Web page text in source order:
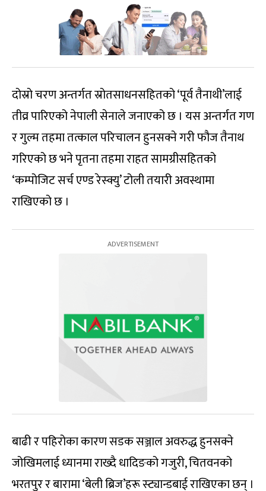
दोस्रो चरण अन्तर्गत स्रोतसाधनसहितको ‘पूर्व तैनाथी’लाई
तीव्र पारिएको नेपाली सेनाले जनाएको छ । यस अन्तर्गत गण
र गुल्म तहमा तत्काल परिचालन हुनसक्ने गरी फौज तैनाथ
गरिएको छ भने पृतना तहमा राहत सामग्रीसहितको
‘कम्पोजिट सर्च एण्ड रेस्क्यु’ टोली तयारी अवस्थामा
राखिएको छ ।
बाढी र पहिरोका कारण सडक सञ्जाल अवरुद्ध हुनसक्ने
जोखिमलाई ध्यानमा राख्दै धादिङको गजुरी, चितवनको
भरतपुर र बारामा ‘बेली ब्रिज’हरू स्ट्यान्डबाई राखिएका छन् ।